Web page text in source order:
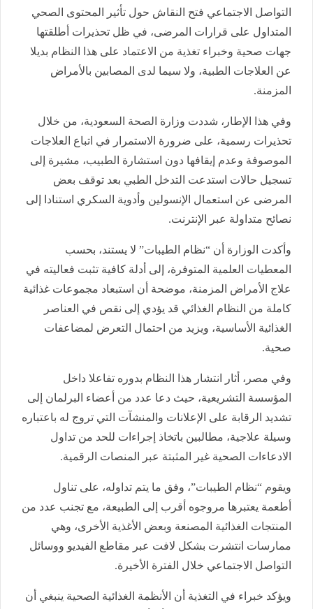
التواصل الاجتماعي فتح النقاش حول تأثير المحتوى الصحي
المتداول على قرارات المرضى، في ظل تحذيرات أطلقتها
جهات صحية وخبراء تغذية من الاعتماد على هذا النظام بديلا
عن العلاجات الطبية، ولا سيما لدى المصابين بالأمراض
المزمنة.
وفي هذا الإطار، شددت وزارة الصحة السعودية، من خلال
تحذيرات رسمية، على ضرورة الاستمرار في اتباع العلاجات
الموصوفة وعدم إيقافها دون استشارة الطبيب، مشيرة إلى
تسجيل حالات استدعت التدخل الطبي بعد توقف بعض
المرضى عن استعمال الإنسولين وأدوية السكري استنادا إلى
نصائح متداولة عبر الإنترنت.
وأكدت الوزارة أن “نظام الطيبات” لا يستند، بحسب
المعطيات العلمية المتوفرة، إلى أدلة كافية تثبت فعاليته في
علاج الأمراض المزمنة، موضحة أن استبعاد مجموعات غذائية
كاملة من النظام الغذائي قد يؤدي إلى نقص في العناصر
الغذائية الأساسية، ويزيد من احتمال التعرض لمضاعفات
صحية.
وفي مصر، أثار انتشار هذا النظام بدوره تفاعلا داخل
المؤسسة التشريعية، حيث دعا عدد من أعضاء البرلمان إلى
تشديد الرقابة على الإعلانات والمنشآت التي تروج له باعتباره
وسيلة علاجية، مطالبين باتخاذ إجراءات للحد من تداول
الادعاءات الصحية غير المثبتة عبر المنصات الرقمية.
ويقوم “نظام الطيبات”، وفق ما يتم تداوله، على تناول
أطعمة يعتبرها مروجوه أقرب إلى الطبيعة، مع تجنب عدد من
المنتجات الغذائية المصنعة وبعض الأغذية الأخرى، وهي
ممارسات انتشرت بشكل لافت عبر مقاطع الفيديو ووسائل
التواصل الاجتماعي خلال الفترة الأخيرة.
ويؤكد خبراء في التغذية أن الأنظمة الغذائية الصحية ينبغي أن